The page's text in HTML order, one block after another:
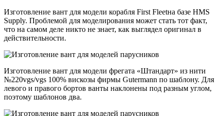
Изготовление вант для модели корабля First Fleetна базе HMS
Supply. Проблемой для моделирования может стать тот факт,
что на самом деле никто не знает, как выглядел оригинал в
действительности.
Изготовление вант для модели фрегата «Штандарт» из нити
№220vgs/vgs 100% вискозы фирмы Gutermann по шаблону. Для
левого и правого бортов ванты наклонены под разным углом,
поэтому шаблонов два.